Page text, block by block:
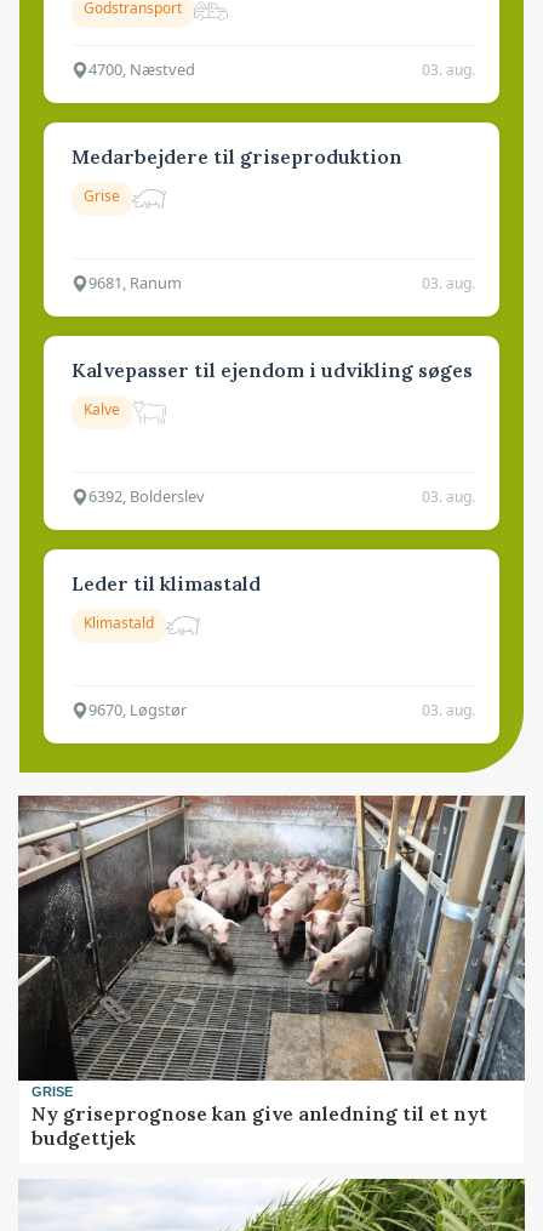
Godstransport
4700, Næstved 03. aug.
Medarbejdere til griseproduktion
Grise
9681, Ranum 03. aug.
Kalvepasser til ejendom i udvikling søges
Kalve
6392, Bolderslev 03. aug.
Leder til klimastald
Klimastald
9670, Løgstør 03. aug.
GRISE
Ny griseprognose kan give anledning til et nyt
budgettjek